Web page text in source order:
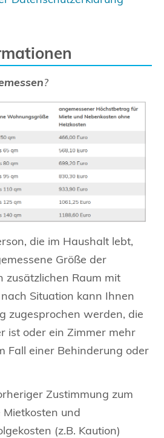
?
die im Haushalt lebt,
Größe der
zusätzlichen Raum mit
Situation kann Ihnen
zugesprochen werden, die
ist oder ein Zimmer mehr
Fall einer Behinderung oder
Zustimmung zum
und
(z.B. Kaution)